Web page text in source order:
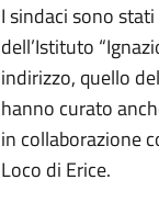
I sindaci sono
dell’Istituto
indirizzo, quello
hanno curato
in collaborazione
Loco di Erice.